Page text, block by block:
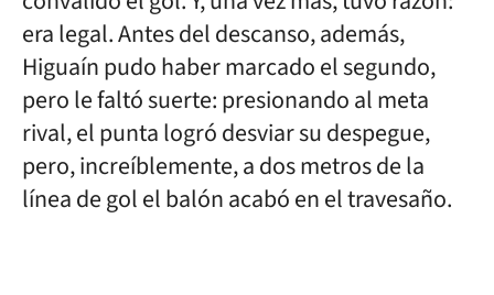
era legal. Antes del descanso, además,
Higuaín pudo haber marcado el segundo,
pero le faltó suerte: presionando al meta
rival, el punta logró desviar su despegue,
pero, increíblemente, a dos metros de la
línea de gol el balón acabó en el travesaño.